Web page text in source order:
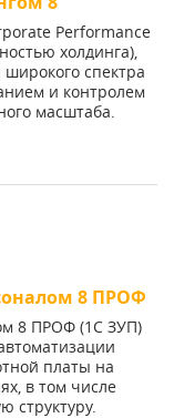
Performance
холдинга),
спектра
и контролем
масштаба.
8 ПРОФ
8 ПРОФ (1С ЗУП)
платы на
в том числе
структуру.